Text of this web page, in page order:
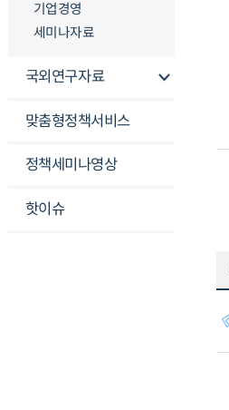
기업경영
세미나자료
국외연구자료
맞춤형정책서비스
정책세미나영상
핫이슈